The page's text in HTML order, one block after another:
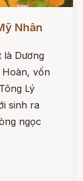
Nhân
là Dương
Hoàn, vốn
Lý
sinh ra
ngọc